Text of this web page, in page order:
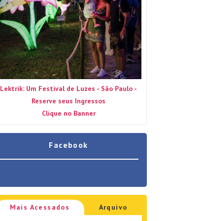
Lektrik: Um Festival de Luzes - São Paulo -
Reserve seus Ingressos
Clique no Banner
Facebook
Mais Acessados Arquivo